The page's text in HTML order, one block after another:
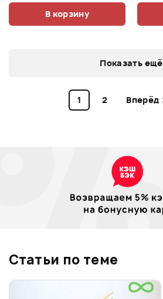
В корзину
Показать ещё
1 2 Вперёд
Статьи по теме